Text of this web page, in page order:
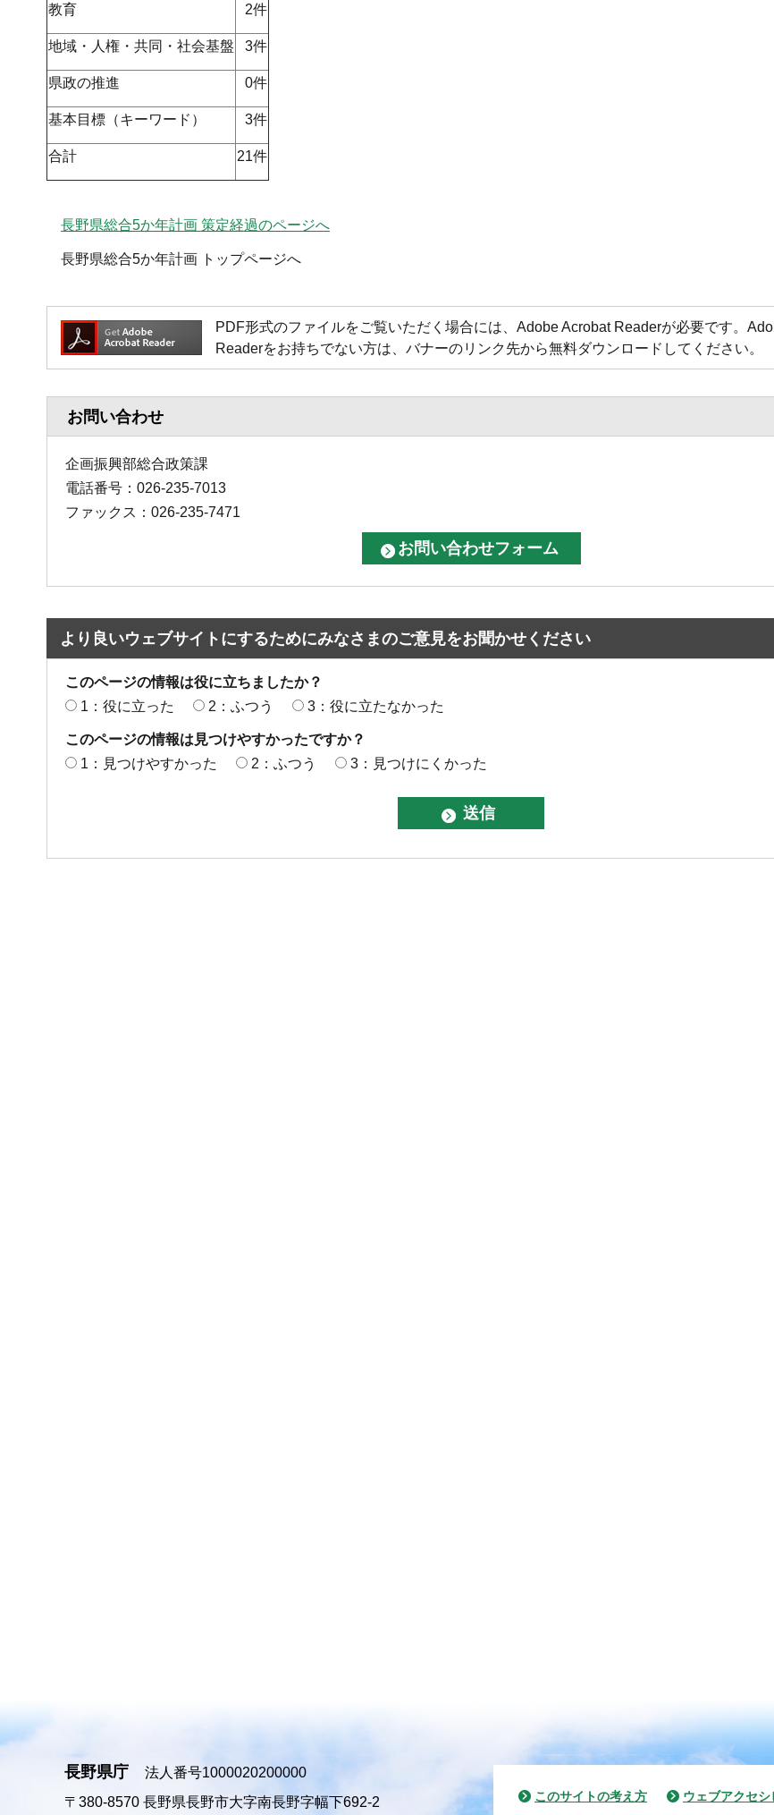
教育 2件
地域・人権・共同・社会基盤 3件
県政の推進 0件
基本目標（キーワード） 3件
合計 21件
長野県総合5か年計画 策定経過のページへ
長野県総合5か年計画 トップページへ
PDF形式のファイルをご覧いただく場合には、Adobe Acrobat Readerが必要です。
Readerをお持ちでない方は、バナーのリンク先から無料ダウンロードしてください。
お問い合わせ
企画振興部総合政策課
電話番号：026-235-7013
ファックス：026-235-7471
より良いウェブサイトにするためにみなさまのご意見をお聞かせください
このページの情報は役に立ちましたか？
1：役に立った
2：ふつう 3：役に立たなかった
このページの情報は見つけやすかったですか？
1：見つけやすかった
2：ふつう 3：見つけにくかった
長野県庁
法人番号1000020200000
〒380-8570 長野県長野市大字南長野字幅下692-2 このサイトの考え方 ウェブアクセ